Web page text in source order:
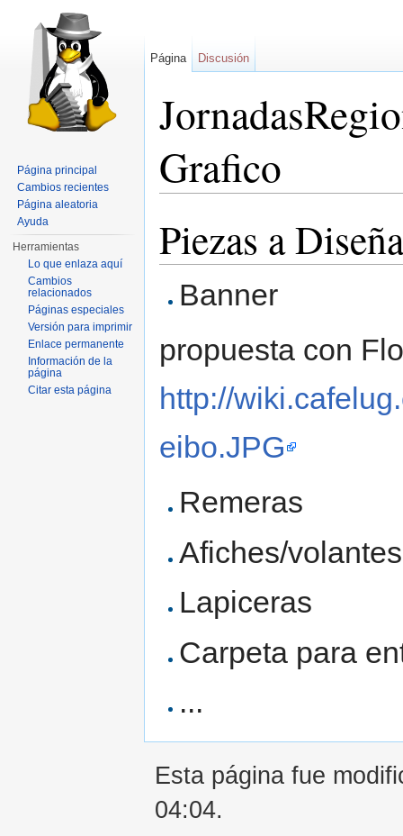
Grafico
Piezas a
Banner
propuesta con
http://
eibo.JPG
Remeras
Afiches/
Lapiceras
Carpeta para
...
Página Discusión
Página principal
Cambios recientes
Página aleatoria
Ayuda
Herramientas
Lo que enlaza aquí
Cambios
relacionados
Páginas especiales
Versión para imprimir
Enlace permanente
Información de la
página
Citar esta página
Esta página fue
04:04.